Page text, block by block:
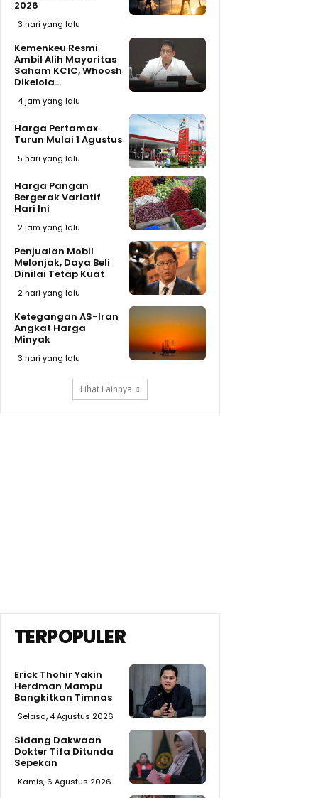
2026
3 hari yang lalu
Kemenkeu Resmi
Ambil Alih Mayoritas
Saham KCIC, Whoosh
Dikelola...
4 jam yang lalu
Harga Pertamax
Turun Mulai 1 Agustus
5 hari yang lalu
Harga Pangan
Bergerak Variatif
Hari Ini
2 jam yang lalu
Penjualan Mobil
Melonjak, Daya Beli
Dinilai Tetap Kuat
2 hari yang lalu
Ketegangan AS-Iran
Angkat Harga
Minyak
3 hari yang lalu
Lihat Lainnya
TERPOPULER
Erick Thohir Yakin
Herdman Mampu
Bangkitkan Timnas
Selasa, 4 Agustus 2026
Sidang Dakwaan
Dokter Tifa Ditunda
Sepekan
Kamis, 6 Agustus 2026